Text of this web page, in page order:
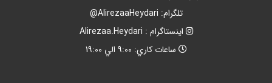
تلگرام: AlirezaaHeydari@
اينستاگرام : Alirezaa.Heydari
ساعات کاري: 9:00 الي 19:00